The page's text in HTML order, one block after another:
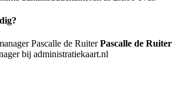
Pascalle de Ruiter
bij administratiekaart.nl